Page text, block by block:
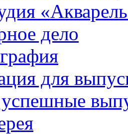
дело
для